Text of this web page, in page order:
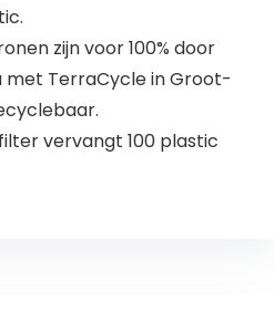
zijn voor 100% door
TerraCycle in Groot-
vervangt 100 plastic